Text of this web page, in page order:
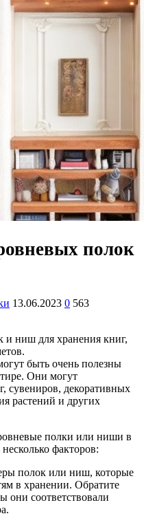
полок
13.06.2023 0 563
и ниш для хранения книг,
быть очень полезны
Они могут
сувениров, декоративных
растений и других
полки или ниши в
факторов:
полок или ниш, которые
в хранении. Обратите
они соответствовали